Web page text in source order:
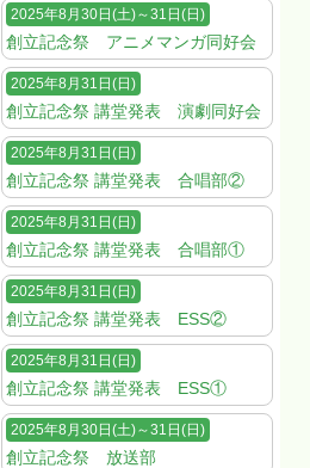
2025年8月30日(土)～31日(日)
創立記念祭 アニメマンガ同好会
2025年8月31日(日)
創立記念祭 講堂発表 演劇同好会
2025年8月31日(日)
創立記念祭 講堂発表 合唱部②
2025年8月31日(日)
創立記念祭 講堂発表 合唱部①
2025年8月31日(日)
創立記念祭 講堂発表 ESS②
2025年8月31日(日)
創立記念祭 講堂発表 ESS①
2025年8月30日(土)～31日(日)
創立記念祭 放送部